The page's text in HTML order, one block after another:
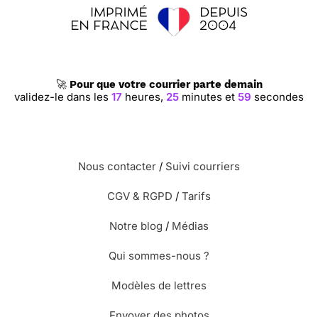
🚀 Pour que votre courrier parte demain
validez-le dans les 17 heures, 25 minutes et 58 secondes
Nous contacter / Suivi courriers
CGV & RGPD / Tarifs
Notre blog / Médias
Qui sommes-nous ?
Modèles de lettres